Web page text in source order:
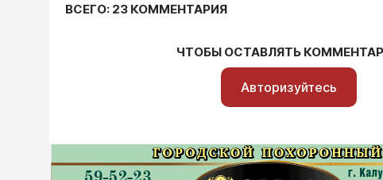
ВСЕГО: 23 КОММЕНТАРИЯ
ЧТОБЫ ОСТАВЛЯТЬ
Авторизуйтесь